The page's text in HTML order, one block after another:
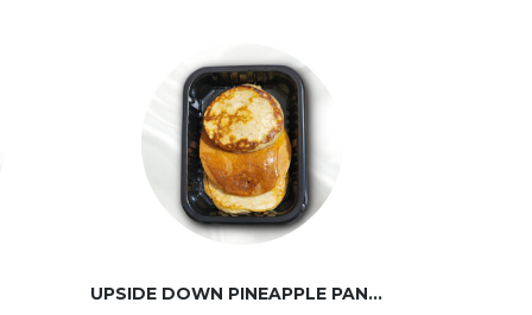
UPSIDE DOWN PINEAPPLE PANCAKES